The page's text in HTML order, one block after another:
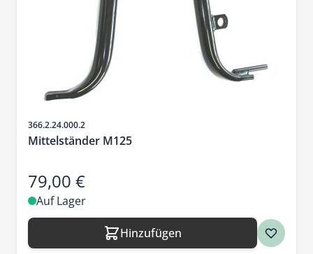
Artikelnr.
366.2.24.000.2
Mittelständer M125
79,00 €
Auf Lager
Hinzufügen